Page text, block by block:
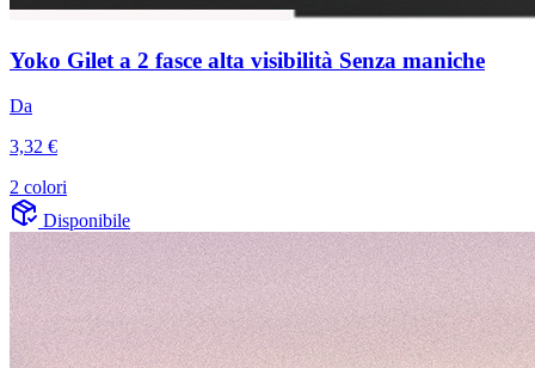
Yoko Gilet a 2 fasce alta visibilità Senza maniche
Da
3,32 €
2 colori
Disponibile